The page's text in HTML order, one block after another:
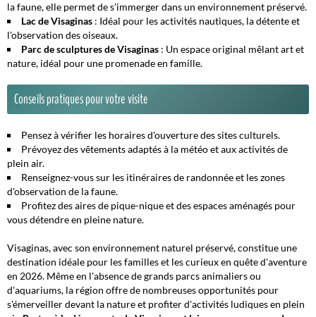
la faune, elle permet de s'immerger dans un environnement préservé.
Lac de Visaginas : Idéal pour les activités nautiques, la détente et
l'observation des oiseaux.
Parc de sculptures de Visaginas : Un espace original mêlant art et
nature, idéal pour une promenade en famille.
Conseils pratiques pour votre visite
Pensez à vérifier les horaires d'ouverture des sites culturels.
Prévoyez des vêtements adaptés à la météo et aux activités de
plein air.
Renseignez-vous sur les itinéraires de randonnée et les zones
d'observation de la faune.
Profitez des aires de pique-nique et des espaces aménagés pour
vous détendre en pleine nature.
Visaginas, avec son environnement naturel préservé, constitue une
destination idéale pour les familles et les curieux en quête d'aventure
en 2026. Même en l'absence de grands parcs animaliers ou
d'aquariums, la région offre de nombreuses opportunités pour
s'émerveiller devant la nature et profiter d'activités ludiques en plein